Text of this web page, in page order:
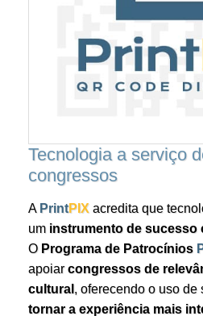
Tecnologia a serviço
congressos
A PrintPIX acredita que
um instrumento de sucesso
O Programa de Patrocínios
apoiarcongressos de
cultural , oferecendo o uso de
tornar a experiência mais